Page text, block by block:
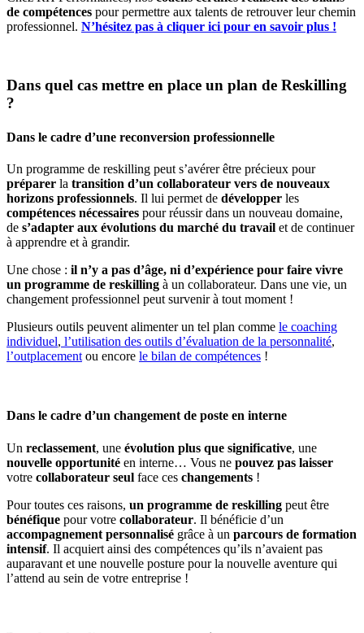
de compétences pour permettre aux talents de retrouver leur chemin
professionnel. N’hésitez pas à cliquer ici pour en savoir plus !
Dans quel cas mettre en place un plan de Reskilling
?
Dans le cadre d’une reconversion professionnelle
Un programme de reskilling peut s’avérer être précieux pour
préparer la transition d’un collaborateur vers de nouveaux
horizons professionnels. Il lui permet de développer les
compétences nécessaires pour réussir dans un nouveau domaine,
de s’adapter aux évolutions du marché du travail et de continuer
à apprendre et à grandir.
Une chose : il n’y a pas d’âge, ni d’expérience pour faire vivre
un programme de reskilling à un collaborateur. Dans une vie, un
changement professionnel peut survenir à tout moment !
Plusieurs outils peuvent alimenter un tel plan comme le coaching
individuel, l’utilisation des outils d’évaluation de la personnalité,
l’outplacement ou encore le bilan de compétences !
Dans le cadre d’un changement de poste en interne
Un reclassement, une évolution plus que significative, une
nouvelle opportunité en interne… Vous ne pouvez pas laisser
votre collaborateur seul face ces changements !
Pour toutes ces raisons, un programme de reskilling peut être
bénéfique pour votre collaborateur. Il bénéficie d’un
accompagnement personnalisé grâce à un parcours de formation
intensif. Il acquiert ainsi des compétences qu’ils n’avaient pas
auparavant et une nouvelle posture pour la nouvelle aventure qui
l’attend au sein de votre entreprise !